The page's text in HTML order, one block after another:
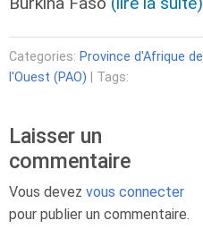
Categories: Province d'Afrique de
l'Ouest (PAO) | Tags:
Laisser un
commentaire
Vous devez vous connecter
pour publier un commentaire.